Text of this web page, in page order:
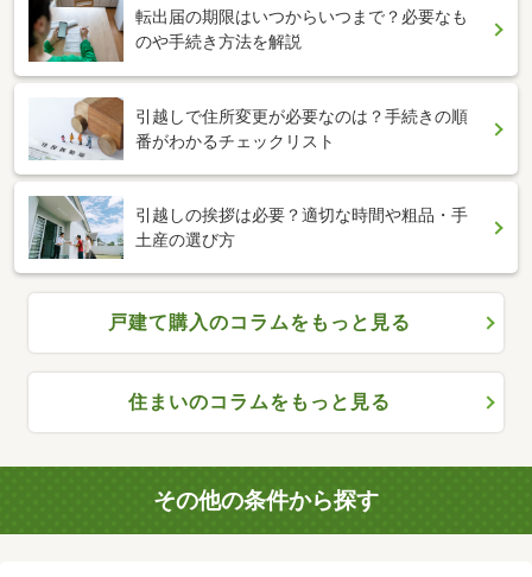
転出届の期限はいつからいつまで？必要なも
のや手続き方法を解説
引越しで住所変更が必要なのは？手続きの順
番がわかるチェックリスト
引越しの挨拶は必要？適切な時間や粗品・手
土産の選び方
戸建て購入のコラムをもっと見る
住まいのコラムをもっと見る
その他の条件から探す